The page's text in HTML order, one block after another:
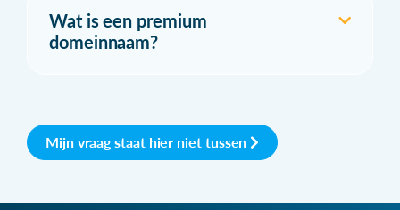
Wat is een premium
domeinnaam?
Mijn vraag staat hier niet tussen